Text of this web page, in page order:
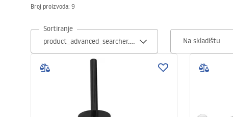
Umivaonici
Broj proizvoda: 9
Sortiranje
Na skladištu